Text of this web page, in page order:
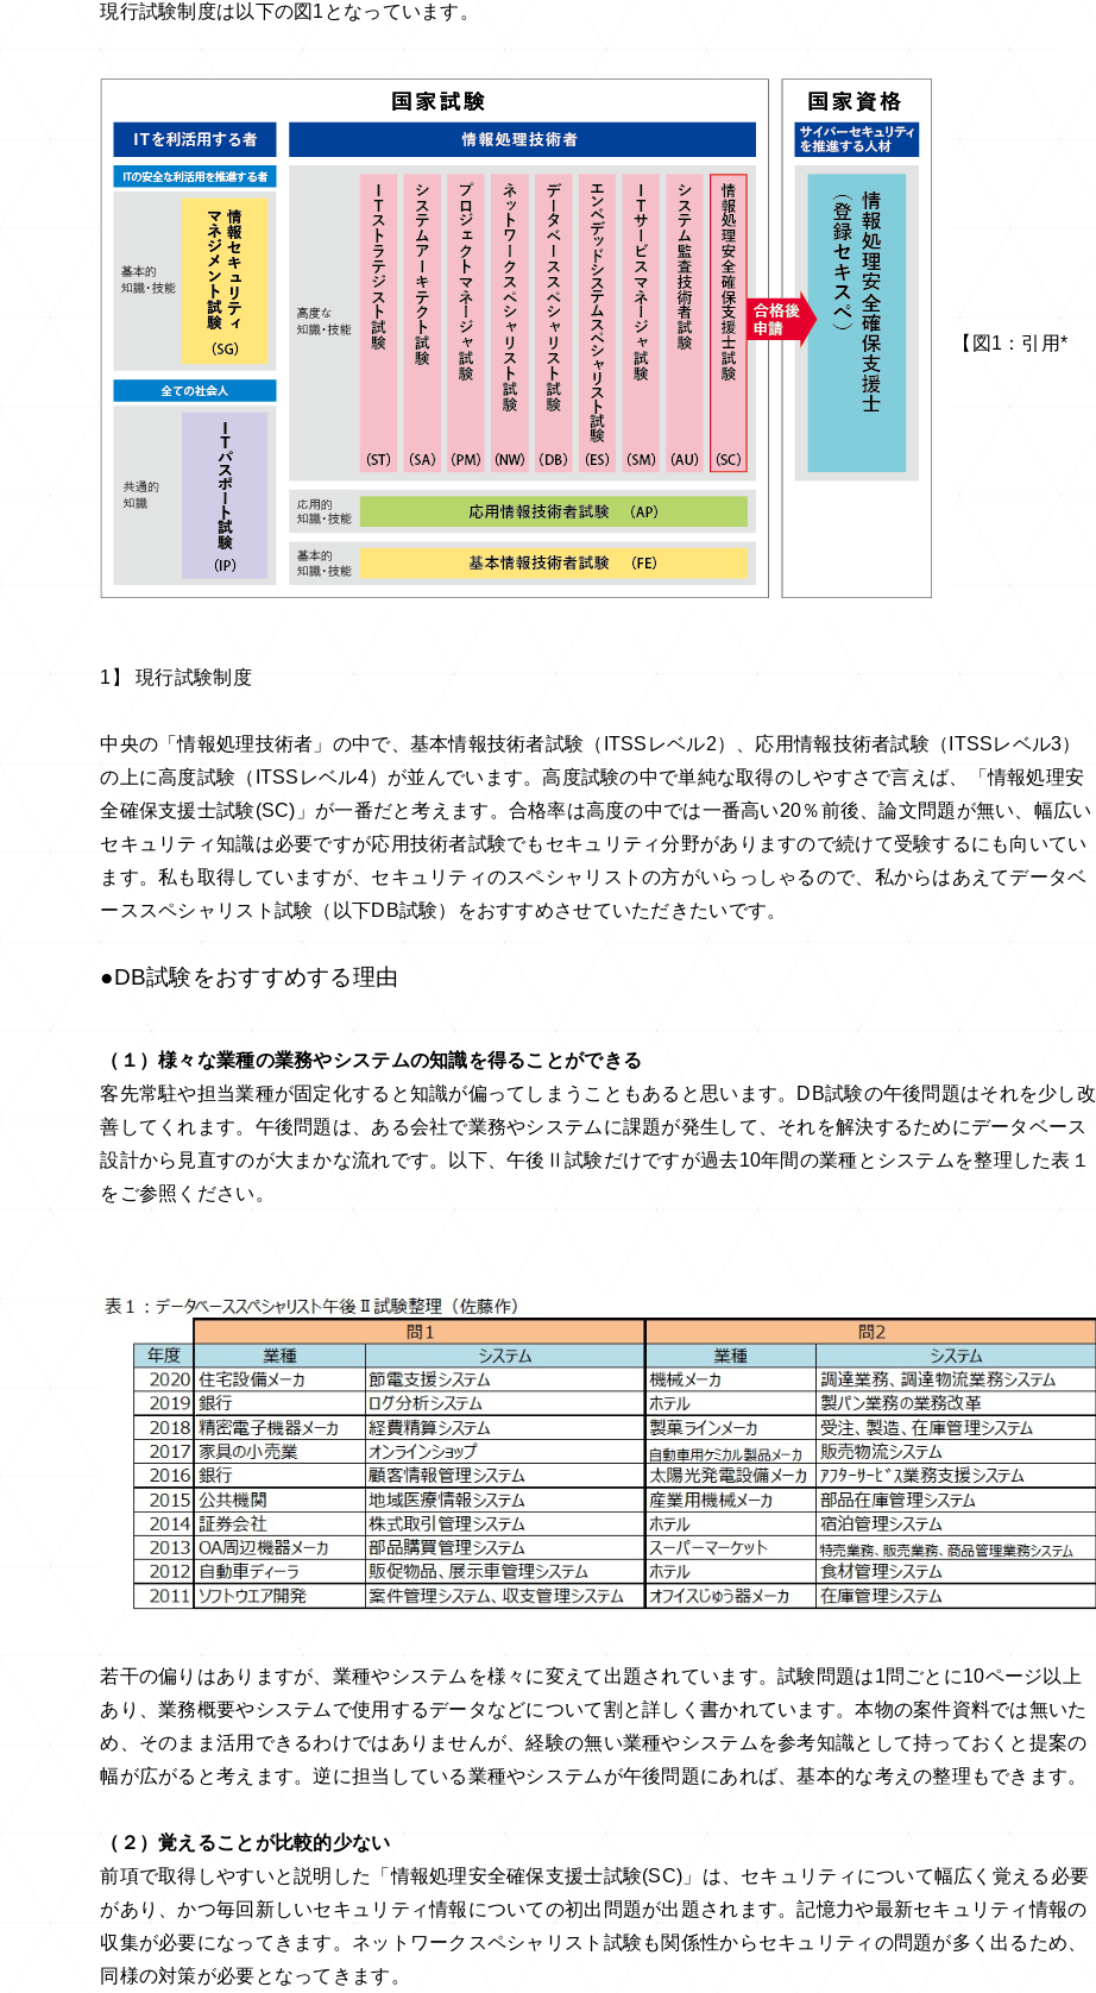
現行試験制度は以下の図 1となっています。
【図 1 ：引用*
1 】 現行試験制度
中央の「情報処理技術者」の中で、基本情報技術者試験（ ITSS レベル2）、応用情報技術者試験（ ITSS レベル3）
の上に高度試験（ ITSS レベル4）が並んでいます。高度試験の中で単純な取得のしやすさで言えば、「情報処理安
全確保支援士試験(SC) 」が一番だと考えます。合格率は高度の中では一番高い20％前後、論文問題が無い、幅広い
セキュリティ知識は必要ですが応用技術者試験でもセキュリティ分野がありますので続けて受験するにも向いてい
ます。私も取得していますが、セキュリティのスペシャリストの方がいらっしゃるので、私からはあえてデータベ
ーススペシャリスト試験（以下 DB試験）をおすすめさせていただきたいです。
●DB試験をおすすめする理由
（１）様々な業種の業務やシステムの知識を得ることができる
客先常駐や担当業種が固定化すると知識が偏ってしまうこともあると思います。 DB試験の午後問題はそれを少し改
善してくれます。午後問題は、ある会社で業務やシステムに課題が発生して、それを解決するためにデータベース
設計から見直すのが大まかな流れです。以下、午後Ⅱ試験だけですが過去10年間の業種とシステムを整理した表１
をご参照ください。
若干の偏りはありますが、業種やシステムを様々に変えて出題されています。試験問題は1問ごとに10ページ以上
あり、業務概要やシステムで使用するデータなどについて割と詳しく書かれています。本物の案件資料では無いた
め、そのまま活用できるわけではありませんが、経験の無い業種やシステムを参考知識として持っておくと提案の
幅が広がると考えます。逆に担当している業種やシステムが午後問題にあれば、基本的な考えの整理もできます。
（２）覚えることが比較的少ない
前項で取得しやすいと説明した「情報処理安全確保支援士試験(SC) 」は、セキュリティについて幅広く覚える必要
があり、かつ毎回新しいセキュリティ情報についての初出問題が出題されます。記憶力や最新セキュリティ情報の
収集が必要になってきます。ネットワークスペシャリスト試験も関係性からセキュリティの問題が多く出るため、
同様の対策が必要となってきます。